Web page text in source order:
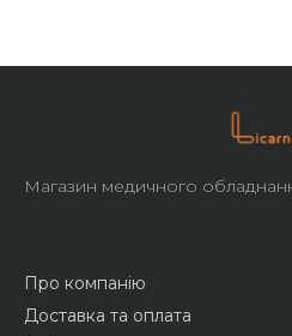
Магазин медичного
Про компанію
Доставка та оплата